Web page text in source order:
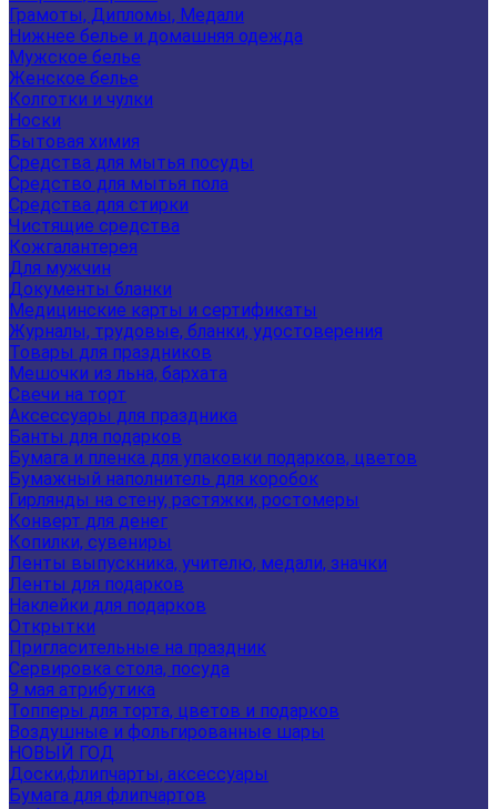
Грамоты, Дипломы, Медали
Нижнее белье и домашняя одежда
Мужское белье
Женское белье
Колготки и чулки
Носки
Бытовая химия
Средства для мытья посуды
Средство для мытья пола
Средства для стирки
Чистящие средства
Кожгалантерея
Для мужчин
Документы бланки
Медицинские карты и сертификаты
Журналы, трудовые, бланки, удостоверения
Товары для праздников
Мешочки из льна, бархата
Свечи на торт
Аксессуары для праздника
Банты для подарков
Бумага и пленка для упаковки подарков, цветов
Бумажный наполнитель для коробок
Гирлянды на стену, растяжки, ростомеры
Конверт для денег
Копилки, сувениры
Ленты выпускника, учителю, медали, значки
Ленты для подарков
Наклейки для подарков
Открытки
Пригласительные на праздник
Сервировка стола, посуда
9 мая атрибутика
Топперы для торта, цветов и подарков
Воздушные и фольгированные шары
НОВЫЙ ГОД
Доски,флипчарты, аксессуары
Бумага для флипчартов